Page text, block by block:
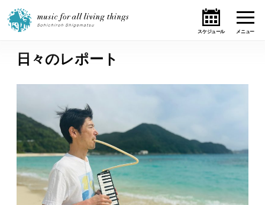
ホーム
テーマ
ライブ・スケジュール
作品
日々のレポート